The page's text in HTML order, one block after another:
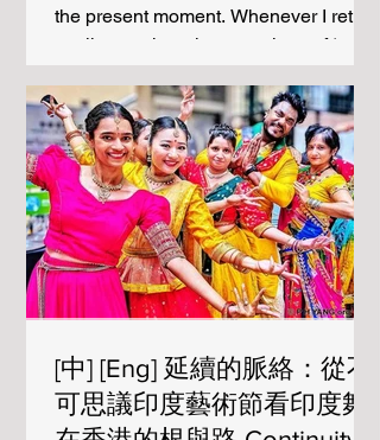
季，則集結了國際優秀的當代馬戲表演
藝術家及其作品於該平台上演，同時還
亞洲及本土青年藝術家們，具有在地性
的當代馬戲作品。這就使人們得以通過
這一平台窺探到當代馬戲的前沿現狀。
如今，當代馬戲已經具備了先鋒藝術的
姿態，或說代表當代城市景觀的一種新
的表演類型。 而舞蹈劇場則與當代馬戲
有著諸多重合與相似：比如同樣以身體
作為主要載體，
Symposium 2025 的身體反
the present moment. Whenever I return
to all ever-changing questions of ‘my
understanding its past becomes a
crucial pathway. It allows me to
encounter and re-encounter dance
anew and opens wider landscapes for
me to dance in the future. Photo: Ivy
Tsui I often think of dance as fire. It has
no fixed form, yet it is intense and
carries a luminous energy that can
with a fi
[中] [Eng] 延續的脈絡：從不
可思議印度藝術節看印度舞